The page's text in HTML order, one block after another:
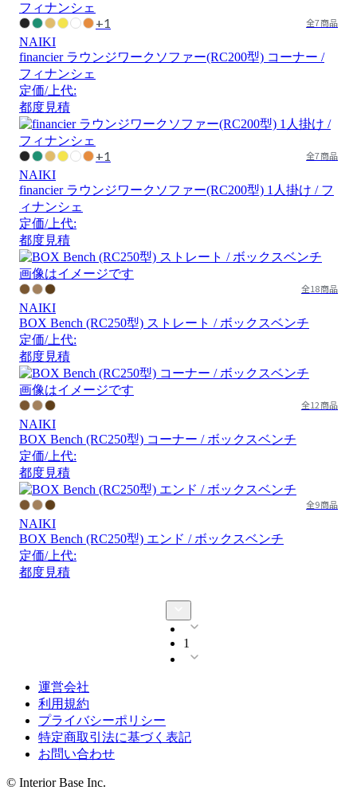
+1 全7商品
NAIKI
financier ラウンジワークソファー(RC200型) コーナー /
フィナンシェ
定価/上代:
都度見積
+1 全7商品
NAIKI
financier ラウンジワークソファー(RC200型) 1人掛け / フ
ィナンシェ
定価/上代:
都度見積
画像はイメージです
全18商品
NAIKI
BOX Bench (RC250型) ストレート / ボックスベンチ
定価/上代:
都度見積
画像はイメージです
全12商品
NAIKI
BOX Bench (RC250型) コーナー / ボックスベンチ
定価/上代:
都度見積
全9商品
NAIKI
BOX Bench (RC250型) エンド / ボックスベンチ
定価/上代:
都度見積
1
運営会社
利用規約
プライバシーポリシー
特定商取引法に基づく表記
お問い合わせ
© Interior Base Inc.